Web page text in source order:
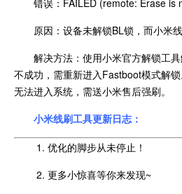
错误：FAILED (remote: Erase is
原因：设备未解锁BL锁，而小米
解决方法：使用小米官方解锁工
不成功，需重新进入Fastboot模式解
无法进入系统，需送小米售后强刷。
小米线刷工具更新日志：
1. 优化的脚步从未停止！
2. 更多小惊喜等你来发现~